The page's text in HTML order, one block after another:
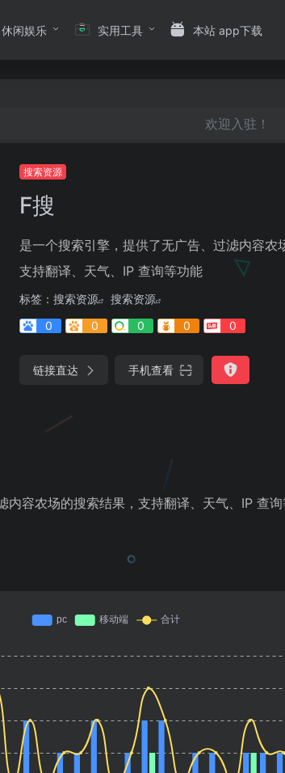
休闲娱乐 实用工具 本站 app下载
欢迎入驻！
搜索资源
F搜
是一个搜索引擎，提供了无广告、过滤内容农
支持翻译、天气、IP 查询等功能
标签： 搜索资源
搜索资源
0
0 0 0 0
链接直达 手机查看
内容农场的搜索结果，支持翻译、天气、IP 查